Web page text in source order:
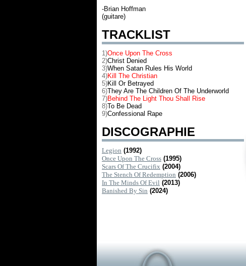
-Brian Hoffman
(guitare)
TRACKLIST
1)Once Upon The Cross
2)Christ Denied
3)When Satan Rules His World
4)Kill The Christian
5)Kill Or Betrayed
6)They Are The Children Of The Underworld
7)Behind The Light Thou Shall Rise
8)To Be Dead
9)Confessional Rape
DISCOGRAPHIE
Legion (1992)
Once Upon The Cross (1995)
Scars Of The Crucifix (2004)
The Stench Of Redemption (2006)
In The Minds Of Evil (2013)
Banished By Sin (2024)